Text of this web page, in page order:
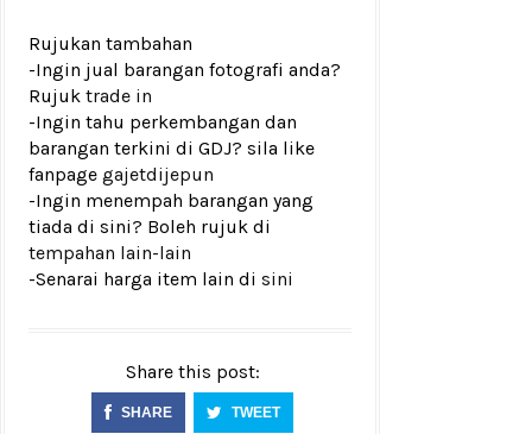
Rujukan tambahan
-Ingin jual barangan fotografi anda?
Rujuk trade in
-Ingin tahu perkembangan dan
barangan terkini di GDJ? sila like
fanpage gajetdijepun
-Ingin menempah barangan yang
tiada di sini? Boleh rujuk di
tempahan lain-lain
-Senarai harga item lain di sini
Share this post:
SHARE TWEET